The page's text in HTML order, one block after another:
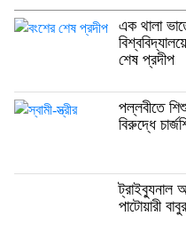
এক থালা
শেষ প্রদীপ
পল্লবীতে শিশু
বিরুদ্ধে
ট্রাইব্যুনাল
পাটোয়ারী